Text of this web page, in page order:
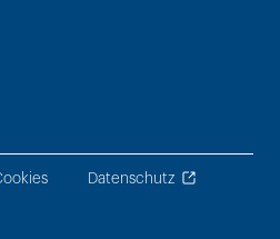
Datenschutz